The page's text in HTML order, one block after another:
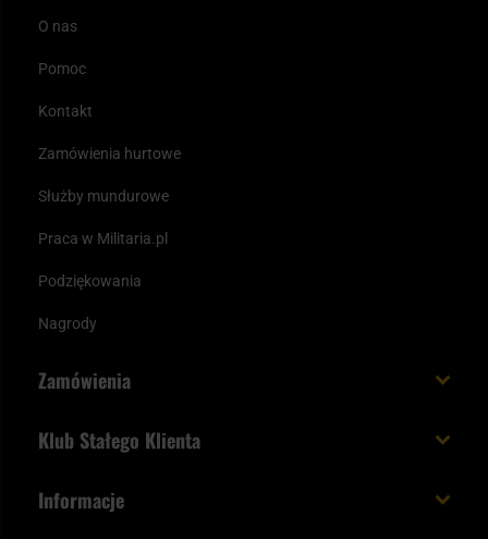
O nas
Pomoc
Kontakt
Zamówienia hurtowe
Służby mundurowe
Praca w Militaria.pl
Podziękowania
Nagrody
Zamówienia
Paczka w weekend
Klub Stałego Klienta
Informacje